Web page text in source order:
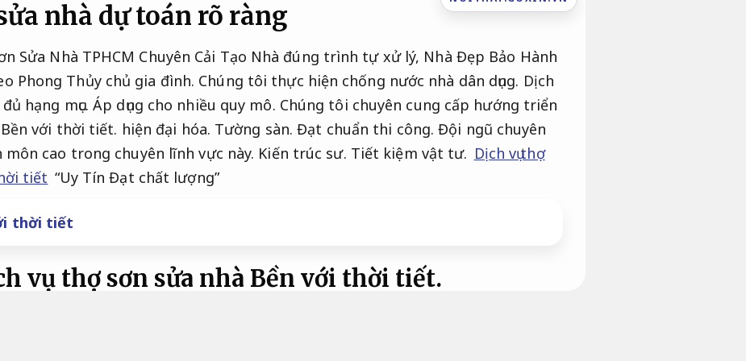
nhà dự toán rõ ràng
Sửa Nhà TPHCM Chuyên Cải Tạo Nhà đúng trình tự xử lý, Nhà Đẹp Bảo Hành
Phong Thủy chủ gia đình. Chúng tôi thực hiện chống nước nhà dân dụng. Dịch
hạng mục.Áp dụng cho nhiều quy mô. Chúng tôi chuyên cung cấp hướng triển
Bền với thời tiết. hiện đại hóa. Tường sàn. Đạt chuẩn thi công. Đội ngũ chuyên
cao trong chuyên lĩnh vực này. Kiến trúc sư. Tiết kiệm vật tư. Dịch vụ thợ
tiết “Uy Tín Đạt chất lượng”
thời tiết
vụ thợ sơn sửa nhà Bền với thời tiết.